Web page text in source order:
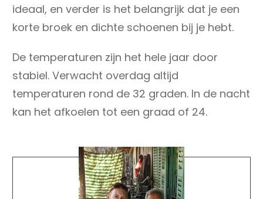
ideaal, en verder is het belangrijk dat je een
korte broek en dichte schoenen bij je hebt.
De temperaturen zijn het hele jaar door
stabiel. Verwacht overdag altijd
temperaturen rond de 32 graden. In de nacht
kan het afkoelen tot een graad of 24.